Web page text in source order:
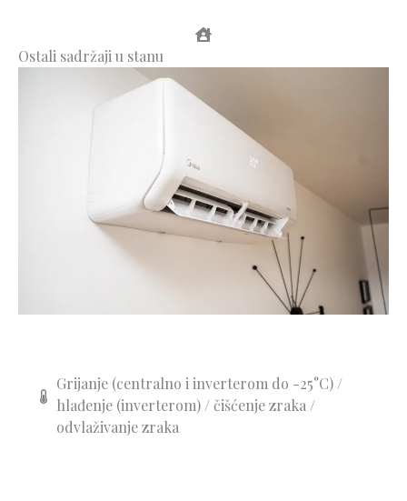
Ostali sadržaji u stanu
Grijanje (centralno i inverterom do -25°C) /
hlađenje (inverterom) / čišćenje zraka /
odvlaživanje zraka